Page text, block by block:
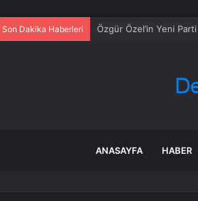
Son Dakika Haberleri Özgür Özel’in Yeni Parti
ANASAYFA HABER